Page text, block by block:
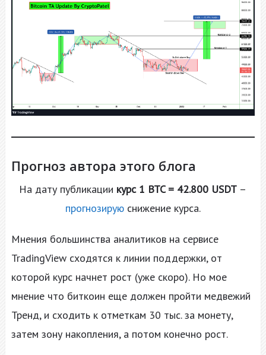
Прогноз автора этого блога
На дату публикации курс 1 BTC = 42.800 USDT –
прогнозируюснижение курса.
Мнения большинства аналитиков на сервисе
TradingView сходятся к линии поддержки, от
которой курс начнет рост (уже скоро). Но мое
мнение что биткоин еще должен пройти медвежий
Тренд, и сходить к отметкам 30 тыс. за монету,
затем зону накопления, а потом конечно рост.